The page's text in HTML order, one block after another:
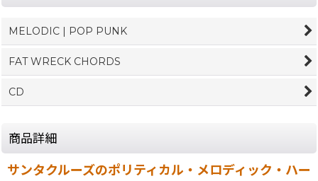
MELODIC | POP PUNK
FAT WRECK CHORDS
CD
商品詳細
サンタクルーズのポリティカル・メロディック・ハー